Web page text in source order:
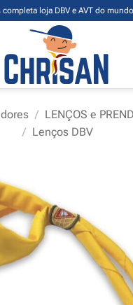
completa loja DBV e AVT do
/ LENÇOS e
/ Lenços DBV